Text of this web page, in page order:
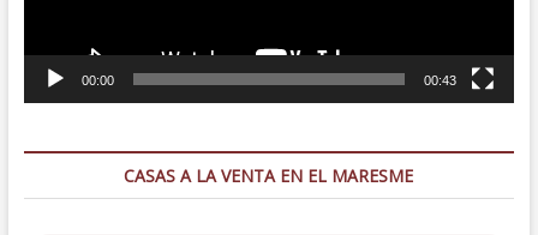
00:00 00:43
CASAS A LA VENTA EN EL MARESME